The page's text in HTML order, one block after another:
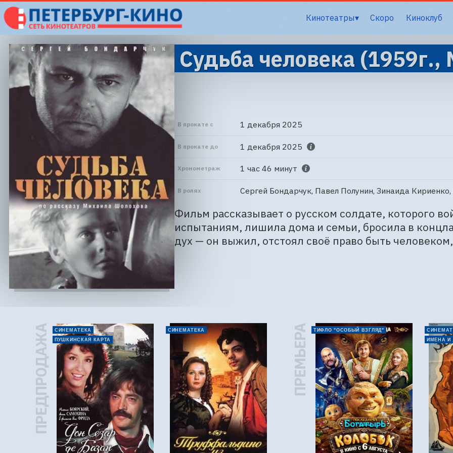
Кинотеатры Скоро Киноклуб
Судьба человека
В прокате с 1 декабря 2025
В прокате до 1 декабря 2025
Хронометраж 1 час 46 минут
В ролях Сергей Бондарчук, Павел Полунин, Зинаида
Фильм рассказывает о русском солдате, которого
испытаниям, лишила дома и семьи, бросила в
дух — он выжил, отстоял своё право быть
ПРЕДПРОДАЖА
СИНЕМАТЕКА
ПУШКИНСКАЯ КАРТА
СИНЕМАТЕКА ПРЕМЬЕРА ТИФЛО "ОСОБЫЙ ВЗГЛЯД"
ИМЕНА И